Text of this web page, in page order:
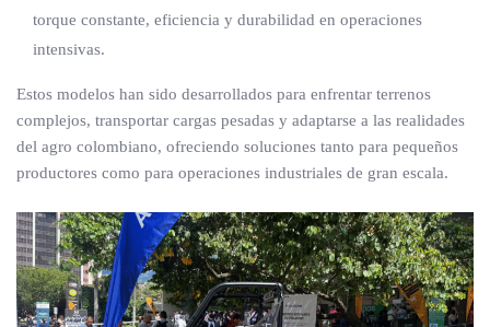
torque constante, eficiencia y durabilidad en operaciones
intensivas.
Estos modelos han sido desarrollados para enfrentar terrenos
complejos, transportar cargas pesadas y adaptarse a las realidades
del agro colombiano, ofreciendo soluciones tanto para pequeños
productores como para operaciones industriales de gran escala.